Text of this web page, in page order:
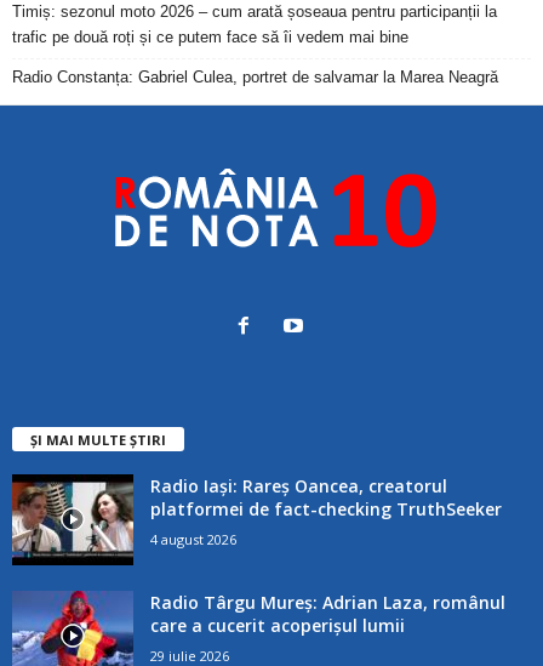
Timiș: sezonul moto 2026 – cum arată șoseaua pentru participanții la
trafic pe două roți și ce putem face să îi vedem mai bine
Radio Constanța: Gabriel Culea, portret de salvamar la Marea Neagră
ȘI MAI MULTE ȘTIRI
Radio Iași: Rareș Oancea, creatorul
platformei de fact-checking TruthSeeker
4 august 2026
Radio Târgu Mureș: Adrian Laza, românul
care a cucerit acoperișul lumii
29 iulie 2026